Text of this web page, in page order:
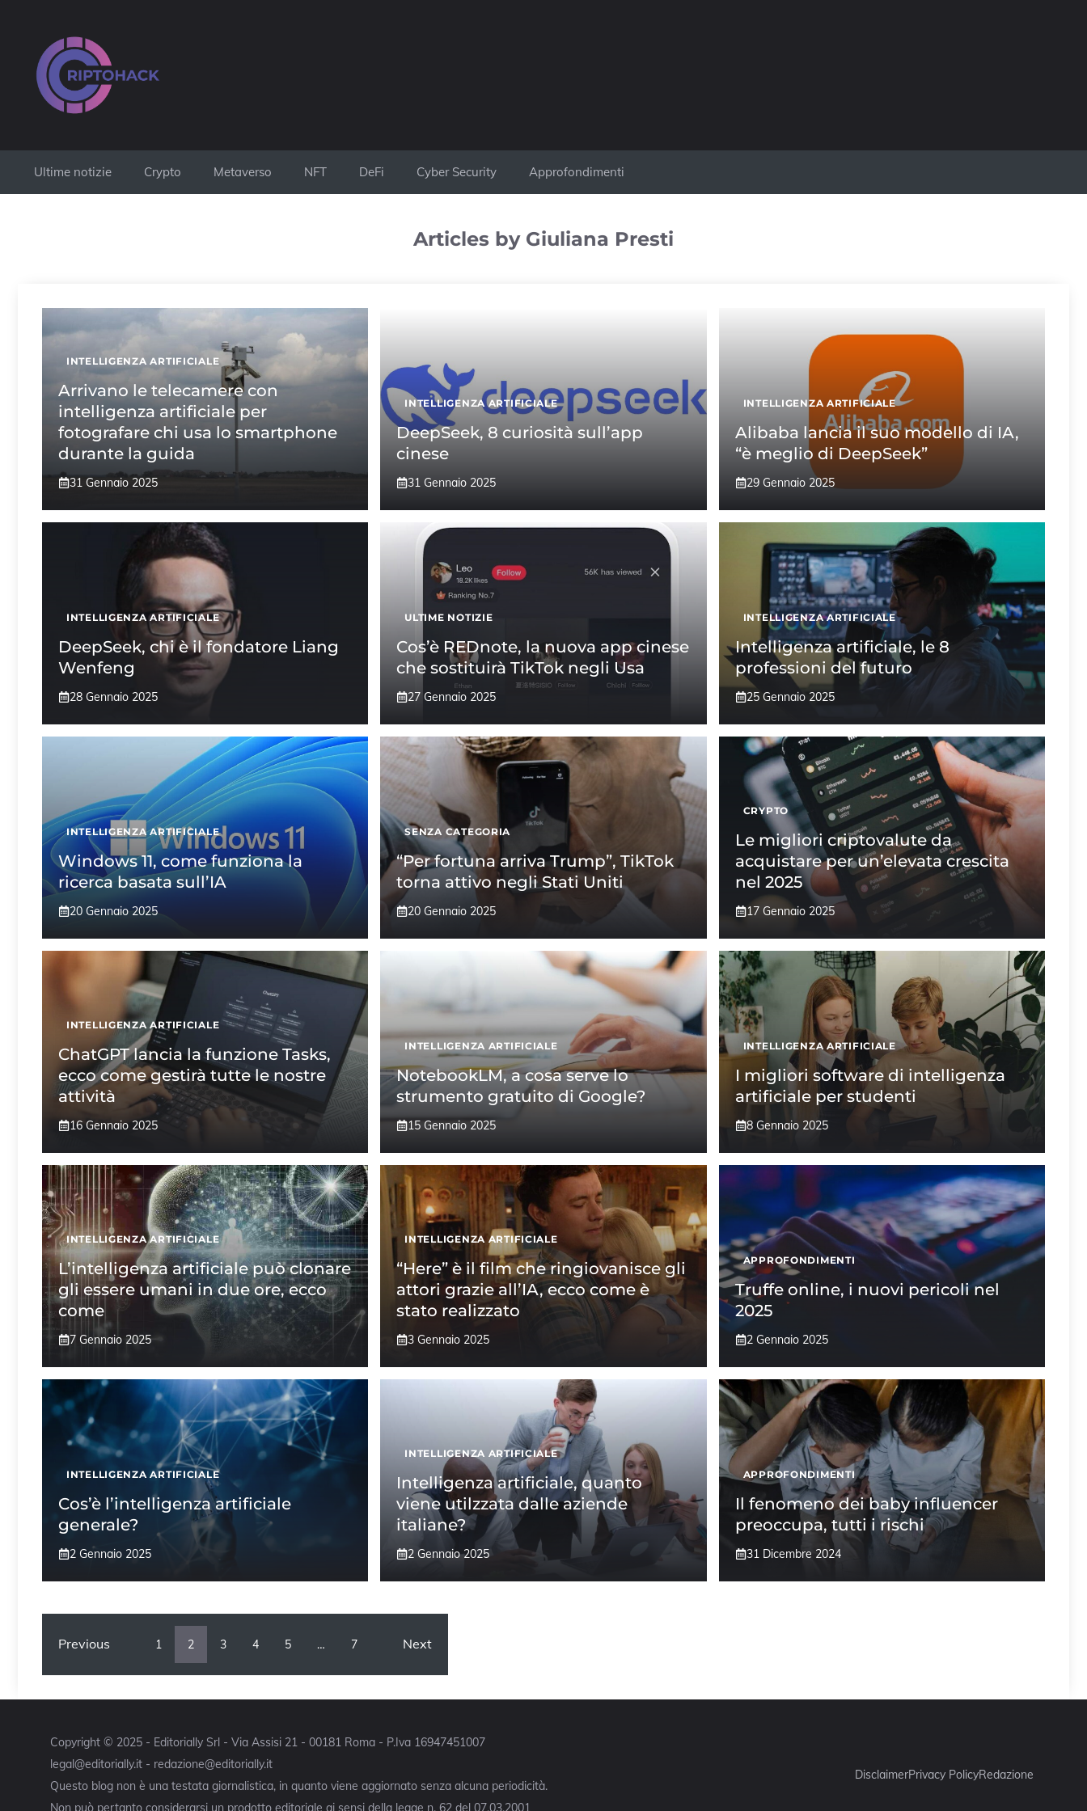
contenuto
Ultime notizie Crypto Metaverso NFT DeFi Cyber Security Approfondimenti
Articles by Giuliana Presti
INTELLIGENZA ARTIFICIALE
Arrivano le telecamere con
intelligenza artificiale per
fotografare chi usa lo smartphone
durante la guida
31 Gennaio 2025
INTELLIGENZA ARTIFICIALE
DeepSeek, 8 curiosità sull’app
cinese
31 Gennaio 2025
INTELLIGENZA ARTIFICIALE
Alibaba lancia il suo modello di IA,
“è meglio di DeepSeek”
29 Gennaio 2025
INTELLIGENZA ARTIFICIALE
DeepSeek, chi è il fondatore Liang
Wenfeng
28 Gennaio 2025
ULTIME NOTIZIE
Cos’è REDnote, la nuova app cinese
che sostituirà TikTok negli Usa
27 Gennaio 2025
INTELLIGENZA ARTIFICIALE
Intelligenza artificiale, le 8
professioni del futuro
25 Gennaio 2025
INTELLIGENZA ARTIFICIALE
Windows 11, come funziona la
ricerca basata sull’IA
20 Gennaio 2025
SENZA CATEGORIA
“Per fortuna arriva Trump”, TikTok
torna attivo negli Stati Uniti
20 Gennaio 2025
CRYPTO
Le migliori criptovalute da
acquistare per un’elevata crescita
nel 2025
17 Gennaio 2025
INTELLIGENZA ARTIFICIALE
ChatGPT lancia la funzione Tasks,
ecco come gestirà tutte le nostre
attività
16 Gennaio 2025
INTELLIGENZA ARTIFICIALE
NotebookLM, a cosa serve lo
strumento gratuito di Google?
15 Gennaio 2025
INTELLIGENZA ARTIFICIALE
I migliori software di intelligenza
artificiale per studenti
8 Gennaio 2025
INTELLIGENZA ARTIFICIALE
L’intelligenza artificiale può clonare
gli essere umani in due ore, ecco
come
7 Gennaio 2025
INTELLIGENZA ARTIFICIALE
“Here” è il film che ringiovanisce gli
attori grazie all’IA, ecco come è
stato realizzato
3 Gennaio 2025
APPROFONDIMENTI
Truffe online, i nuovi pericoli nel
2025
2 Gennaio 2025
INTELLIGENZA ARTIFICIALE
Cos’è l’intelligenza artificiale
generale?
2 Gennaio 2025
INTELLIGENZA ARTIFICIALE
Intelligenza artificiale, quanto
viene utilzzata dalle aziende
italiane?
2 Gennaio 2025
APPROFONDIMENTI
Il fenomeno dei baby influencer
preoccupa, tutti i rischi
31 Dicembre 2024
Previous 1 2 3 4 5 … 7 Next
Copyright © 2025 - Editorially Srl - Via Assisi 21 - 00181 Roma - P.Iva 16947451007
legal@editorially.it - redazione@editorially.it
Questo blog non è una testata giornalistica, in quanto viene aggiornato senza alcuna periodicità.
Non può pertanto considerarsi un prodotto editoriale ai sensi della legge n. 62 del 07.03.2001
DisclaimerPrivacy PolicyRedazione